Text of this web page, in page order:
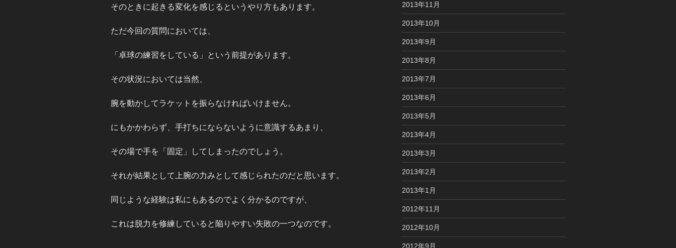
そのときに起きる変化を感じるというやり方もあります。
ただ今回の質問においては、
「卓球の練習をしている」という前提があります。
その状況においては当然、
腕を動かしてラケットを振らなければいけません。
にもかかわらず、手打ちにならないように意識するあまり、
その場で手を「固定」してしまったのでしょう。
それが結果として上腕の力みとして感じられたのだと思います。
同じような経験は私にもあるのでよく分かるのですが、
これは脱力を修練していると陥りやすい失敗の一つなのです。
2013年11月
2013年10月
2013年9月
2013年8月
2013年7月
2013年6月
2013年5月
2013年4月
2013年3月
2013年2月
2013年1月
2012年11月
2012年10月
2012年9月